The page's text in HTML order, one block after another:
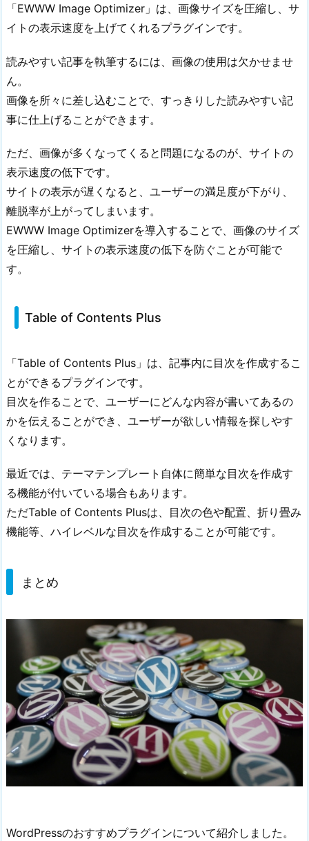
「EWWW Image Optimizer」は、画像サイズを圧縮し、サ
イトの表示速度を上げてくれるプラグインです。
読みやすい記事を執筆するには、画像の使用は欠かせませ
ん。
画像を所々に差し込むことで、すっきりした読みやすい記
事に仕上げることができます。
ただ、画像が多くなってくると問題になるのが、サイトの
表示速度の低下です。
サイトの表示が遅くなると、ユーザーの満足度が下がり、
離脱率が上がってしまいます。
EWWW Image Optimizerを導入することで、画像のサイズ
を圧縮し、サイトの表示速度の低下を防ぐことが可能で
す。
Table of Contents Plus
「Table of Contents Plus」は、記事内に目次を作成するこ
とができるプラグインです。
目次を作ることで、ユーザーにどんな内容が書いてあるの
かを伝えることができ、ユーザーが欲しい情報を探しやす
くなります。
最近では、テーマテンプレート自体に簡単な目次を作成す
る機能が付いている場合もあります。
ただTable of Contents Plusは、目次の色や配置、折り畳み
機能等、ハイレベルな目次を作成することが可能です。
まとめ
WordPressのおすすめプラグインについて紹介しました。